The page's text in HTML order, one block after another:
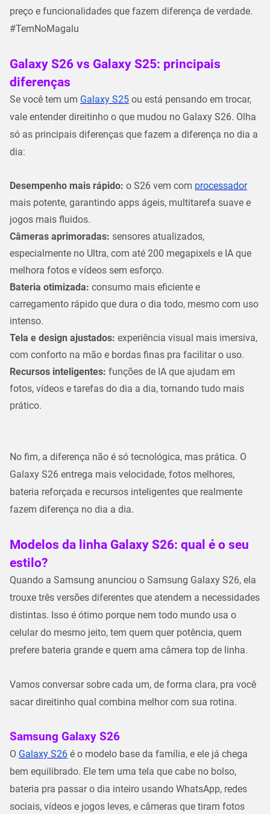
preço e funcionalidades que fazem diferença de verdade.
#TemNoMagalu
Galaxy S26 vs Galaxy S25: principais
diferenças
Se você tem um Galaxy S25 ou está pensando em trocar,
vale entender direitinho o que mudou no Galaxy S26. Olha
só as principais diferenças que fazem a diferença no dia a
dia:
Desempenho mais rápido: o S26 vem com processador
mais potente, garantindo apps ágeis, multitarefa suave e
jogos mais fluidos.
Câmeras aprimoradas: sensores atualizados,
especialmente no Ultra, com até 200 megapixels e IA que
melhora fotos e vídeos sem esforço.
Bateria otimizada: consumo mais eficiente e
carregamento rápido que dura o dia todo, mesmo com uso
intenso.
Tela e design ajustados: experiência visual mais imersiva,
com conforto na mão e bordas finas pra facilitar o uso.
Recursos inteligentes: funções de IA que ajudam em
fotos, vídeos e tarefas do dia a dia, tornando tudo mais
prático.
No fim, a diferença não é só tecnológica, mas prática. O
Galaxy S26 entrega mais velocidade, fotos melhores,
bateria reforçada e recursos inteligentes que realmente
fazem diferença no dia a dia.
Modelos da linha Galaxy S26: qual é o seu
estilo?
Quando a Samsung anunciou o Samsung Galaxy S26, ela
trouxe três versões diferentes que atendem a necessidades
distintas. Isso é ótimo porque nem todo mundo usa o
celular do mesmo jeito, tem quem quer potência, quem
prefere bateria grande e quem ama câmera top de linha.
Vamos conversar sobre cada um, de forma clara, pra você
sacar direitinho qual combina melhor com sua rotina.
Samsung Galaxy S26
O Galaxy S26 é o modelo base da família, e ele já chega
bem equilibrado. Ele tem uma tela que cabe no bolso,
bateria pra passar o dia inteiro usando WhatsApp, redes
sociais, vídeos e jogos leves, e câmeras que tiram fotos